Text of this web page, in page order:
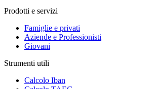
Prodotti e servizi
Famiglie e privati
Aziende e Professionisti
Giovani
Strumenti utili
Calcolo Iban